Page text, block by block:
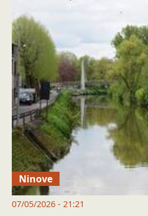
Ninove
07/05/2026 - 21:21